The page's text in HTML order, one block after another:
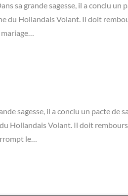
sa grande sagesse, il a conclu un
du Hollandais Volant. Il doit
mariage…
sagesse, il a conclu un pacte de
Hollandais Volant. Il doit
le…